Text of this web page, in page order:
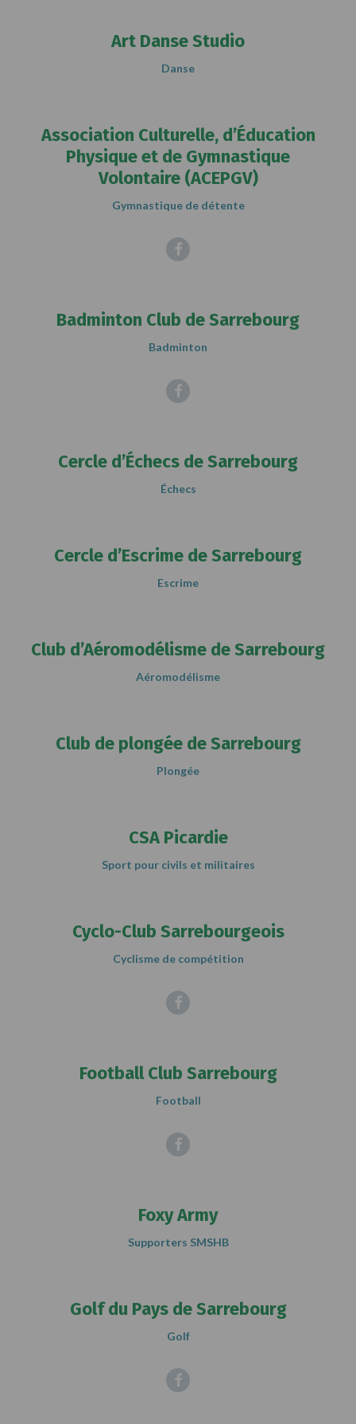
Art Danse Studio
Danse
Association Culturelle, d’Éducation
Physique et de Gymnastique
Volontaire (ACEPGV)
Gymnastique de détente
Facebook
Badminton Club de Sarrebourg
Badminton
Facebook
Cercle d’Échecs de Sarrebourg
Échecs
Cercle d’Escrime de Sarrebourg
Escrime
Club d’Aéromodélisme de Sarrebourg
Aéromodélisme
Club de plongée de Sarrebourg
Plongée
CSA Picardie
Sport pour civils et militaires
Cyclo-Club Sarrebourgeois
Cyclisme de compétition
Facebook
Football Club Sarrebourg
Football
Facebook
Foxy Army
Supporters SMSHB
Golf du Pays de Sarrebourg
Golf
Facebook